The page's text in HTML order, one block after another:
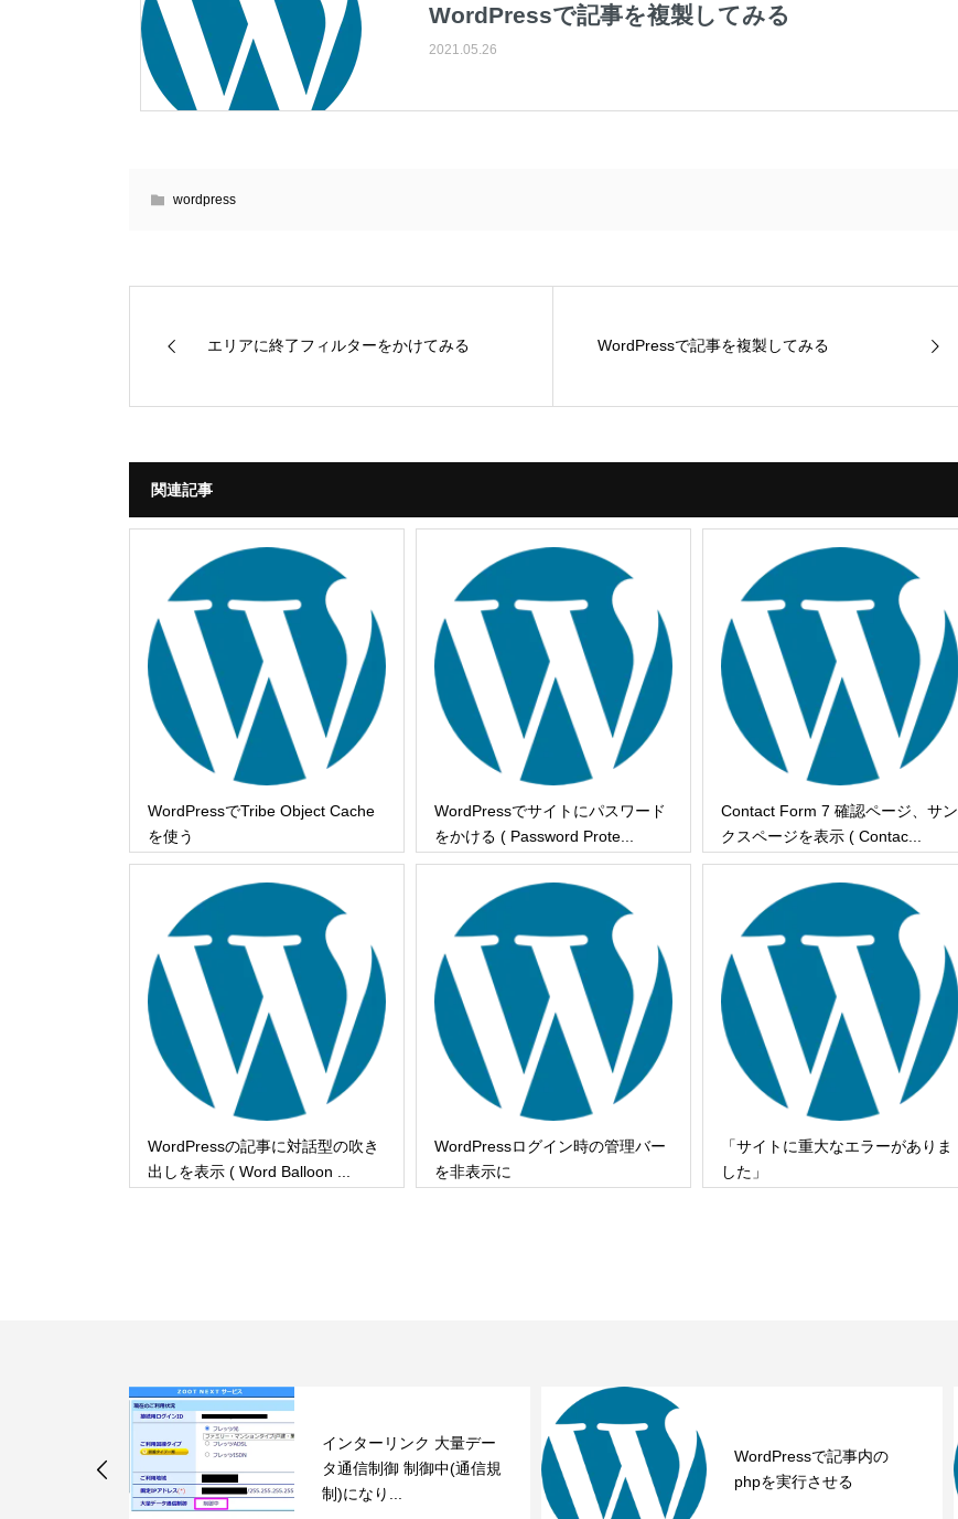
WordPressで記事を複製してみる
2021.05.26
wordpress
エリアに終了フィルターをかけてみる WordPressで記事を複製してみる
関連記事
WordPressでTribe Object Cache
を使う
WordPressでサイトにパスワード
をかける ( Password Prote...
Contact Form 7 確認ページ、サン
クスページを表示 ( Contac...
WordPressの記事に対話型の吹き
出しを表示 ( Word Balloon ...
WordPressログイン時の管理バー
を非表示に
「サイトに重大なエラーがありま
した」
インターリンク 大量デー
タ通信制御 制御中(通信規
制)になり...
WordPressで記事内の
phpを実行させる